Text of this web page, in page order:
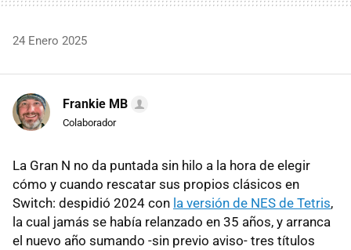
24 Enero 2025
Frankie MB
Colaborador
La Gran N no da puntada sin hilo a la hora de elegir
cómo y cuando rescatar sus propios clásicos en
Switch: despidió 2024 con la versión de NES de Tetris,
la cual jamás se había relanzado en 35 años, y arranca
el nuevo año sumando -sin previo aviso- tres títulos